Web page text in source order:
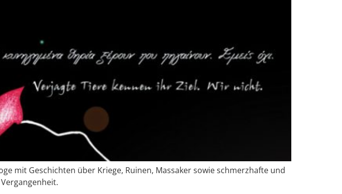
mit Geschichten über Kriege, Ruinen, Massaker sowie schmerzhafte und